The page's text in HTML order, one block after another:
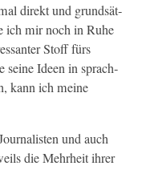
direkt und grund­sät­
ich mir noch in Ruhe
Stoff fürs
seine Ideen in sprach­
kann ich meine
und auch
die Mehrheit ihrer